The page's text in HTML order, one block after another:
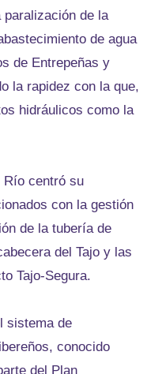
paralización de la
de agua
de Entrepeñas y
la rapidez con la que,
hidráulicos como la
Río centró su
con la gestión
de la tubería de
del Tajo y las
Tajo-Segura.
sistema de
conocido
del Plan